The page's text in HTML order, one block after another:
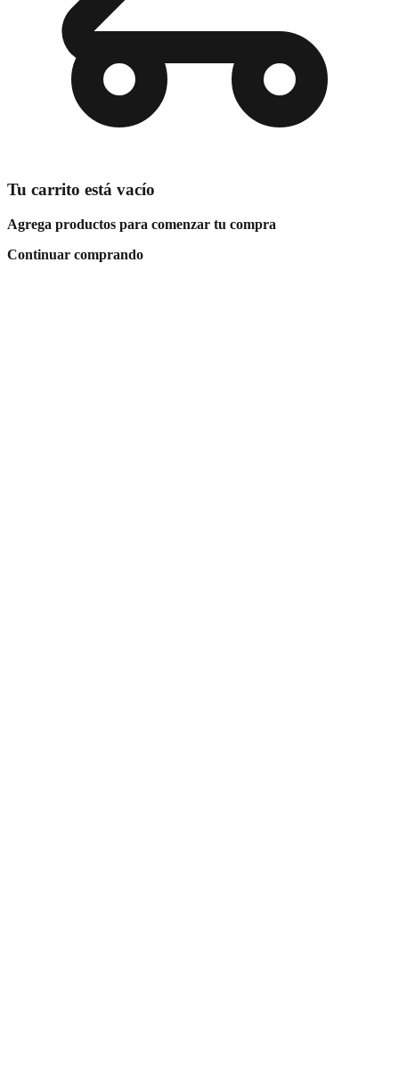
Tu carrito está vacío
Agrega productos para comenzar tu compra
Continuar comprando